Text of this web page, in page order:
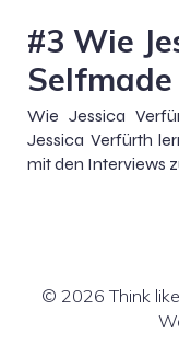
#3 Wie
Wie Jessica
Jessica Verfürth
mit den Interviews
© 2026 Think